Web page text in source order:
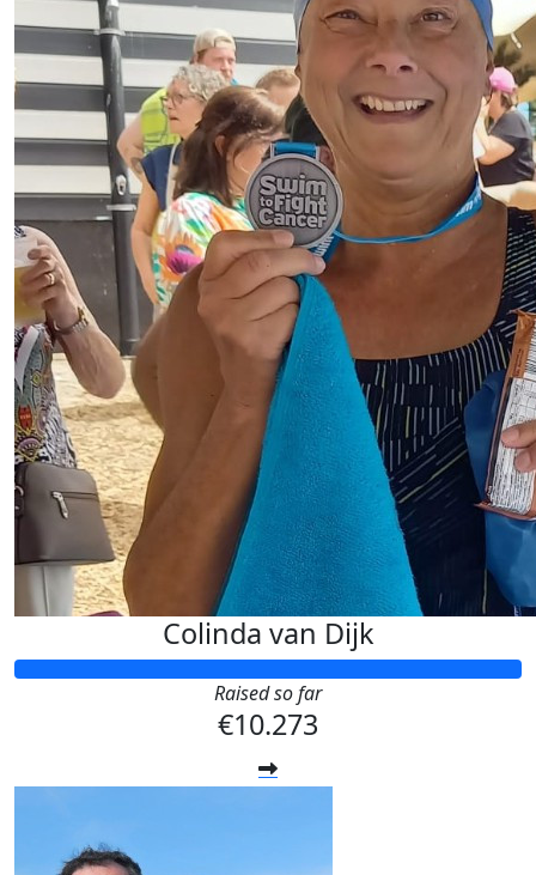
Colinda van Dijk
Raised so far
€10.273